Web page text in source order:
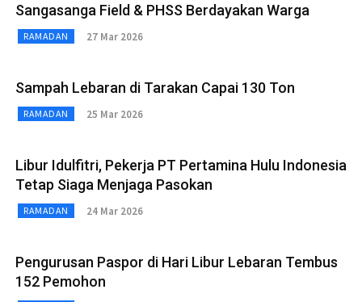
Sangasanga Field & PHSS Berdayakan Warga
RAMADAN 27 Mar 2026
Sampah Lebaran di Tarakan Capai 130 Ton
RAMADAN 25 Mar 2026
Libur Idulfitri, Pekerja PT Pertamina Hulu Indonesia
Tetap Siaga Menjaga Pasokan
RAMADAN 24 Mar 2026
Pengurusan Paspor di Hari Libur Lebaran Tembus
152 Pemohon